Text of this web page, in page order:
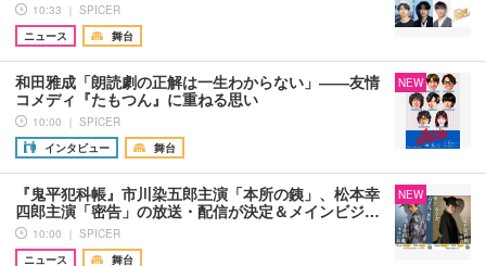
10:33 ｜ SPICER
ニュース
舞台
和田雅成「朗読劇の正解は一生わからない」――友情
コメディ『たもつん』に重ねる思い
10:00 ｜ SPICER
インタビュー
舞台
NEW
『鬼平犯科帳』市川染五郎主演「本所の銕」、松本幸
四郎主演「密告」の放送・配信が決定＆メインビジ…
10:00 ｜ SPICER
ニュース
舞台
NEW